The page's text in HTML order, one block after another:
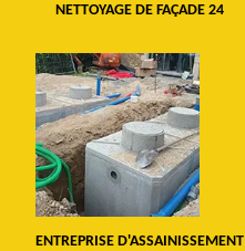
NETTOYAGE DE FAÇADE 24
ENTREPRISE D'ASSAINISSEMENT